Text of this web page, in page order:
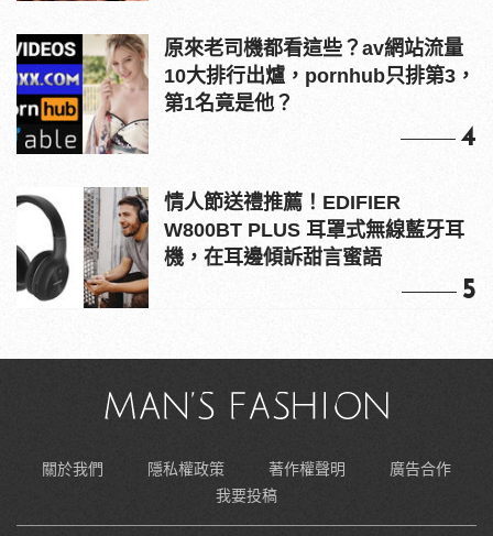
原來老司機都看這些？av網站流量
10大排行出爐，pornhub只排第3，
第1名竟是他？
4
情人節送禮推薦！EDIFIER
W800BT PLUS 耳罩式無線藍牙耳
機，在耳邊傾訴甜言蜜語
5
關於我們 隱私權政策 著作權聲明
廣告合作
我要投稿